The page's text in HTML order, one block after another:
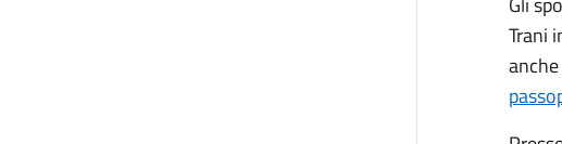
Trani